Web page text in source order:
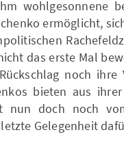
wohlgesonnene
ermöglicht,
das erste Mal
noch
bieten aus
nun doch noch
Gelegenheit